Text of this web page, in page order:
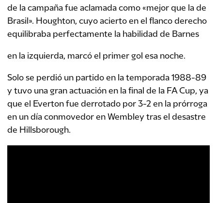
de la campaña fue aclamada como «mejor que la de
Brasil». Houghton, cuyo acierto en el flanco derecho
equilibraba perfectamente la habilidad de Barnes
en la izquierda, marcó el primer gol esa noche.
Solo se perdió un partido en la temporada 1988-89
y tuvo una gran actuación en la final de la FA Cup, ya
que el Everton fue derrotado por 3-2 en la prórroga
en un día conmovedor en Wembley tras el desastre
de Hillsborough.